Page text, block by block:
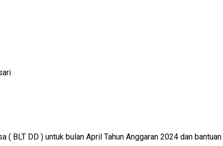
( BLT DD ) untuk bulan April Tahun Anggaran 2024 dan